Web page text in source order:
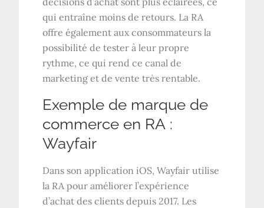
qui entraîne moins de retours. La RA
offre également aux consommateurs la
possibilité de tester à leur propre
rythme, ce qui rend ce canal de
marketing et de vente très rentable.
Exemple de marque de
commerce en RA :
Wayfair
Dans son application iOS, Wayfair utilise
la RA pour améliorer l’expérience
d’achat des clients depuis 2017. Les